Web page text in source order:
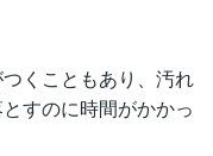
くこともあり、汚れ
すのに時間がかかっ